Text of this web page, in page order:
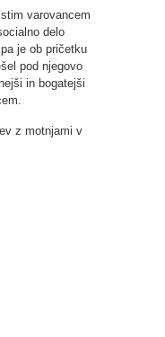
varovancem
delo
je ob pričetku
pod njegovo
in bogatejši
z motnjami v